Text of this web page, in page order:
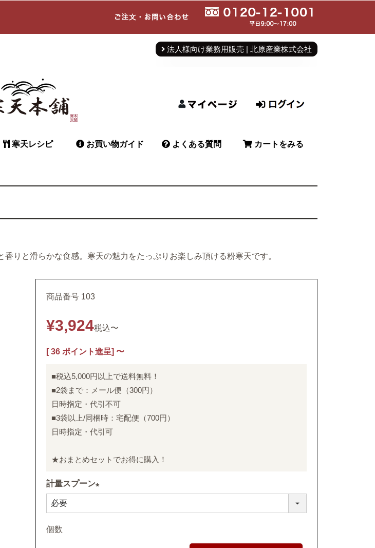
法人様向け業務用販売 | 北原産業株式会社
寒天レシピ お買い物ガイド よくある質問 カートをみる
りと滑らかな食感。寒天の魅力をたっぷりお楽しみ頂ける粉寒天です。
商品番号 103
¥3,924税込〜
[ 36 ポイント進呈] 〜
■税込5,000円以上で送料無料！
■2袋まで：メール便（300円）
日時指定・代引不可
■3袋以上/同梱時：宅配便（700円）
日時指定・代引可
★おまとめセットでお得に購入！
計量スプーン
個数